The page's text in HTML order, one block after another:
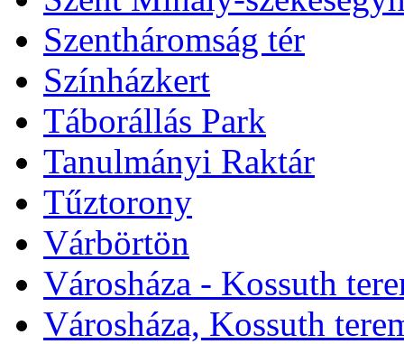
Szentháromság tér
Színházkert
Táborállás Park
Tanulmányi Raktár
Tűztorony
Várbörtön
Városháza - Kossuth
Városháza, Kossuth